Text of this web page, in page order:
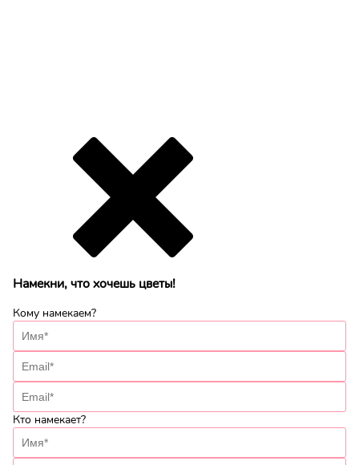
Намекни, что хочешь цветы!
Кому намекаем?
Кто намекает?